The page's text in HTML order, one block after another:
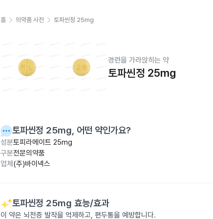
홈 의약품 사전 토파씬정 25mg
경련을 가라앉히는 약
토파씬정 25mg
토파씬정 25mg, 어떤 약인가요?
성분토피라메이트 25mg
구분전문의약품
업체 (주)바이넥스
토파씬정 25mg 효능/효과
이 약은 뇌전증 발작을 억제하고, 편두통을 예방합니다.